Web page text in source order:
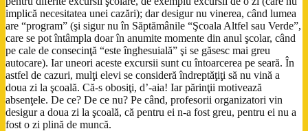
implică necesitatea unei cazări); dar desigur nu vinerea, când lumea
are “program” (şi sigur nu în Săptămânile “Şcoala Altfel sau Verde”,
care se pot întâmpla doar în anumite momente din anul şcolar, când
pe cale de consecinţă “este înghesuială” şi se găsesc mai greu
autocare). Iar uneori aceste excursii sunt cu întoarcerea pe seară. În
astfel de cazuri, mulţi elevi se consideră îndreptăţiţi să nu vină a
doua zi la şcoală. Că-s obosiţi, d’-aia! Iar părinţii motivează
absenţele. De ce? De ce nu? Pe când, profesorii organizatori vin
desigur a doua zi la şcoală, că pentru ei n-a fost greu, pentru ei nu a
fost o zi plină de muncă.